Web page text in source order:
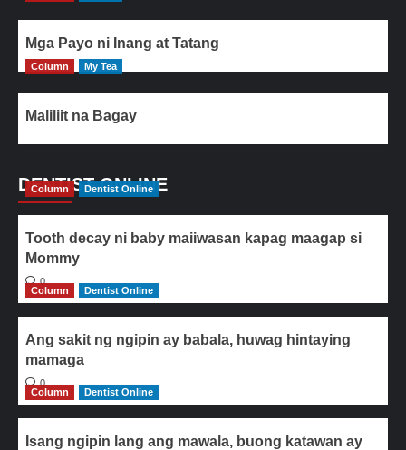
Mga Payo ni Inang at Tatang
Column My Tea
Maliliit na Bagay
DENTIST ONLINE
Column Dentist Online
Tooth decay ni baby maiiwasan kapag maagap si
Mommy
0
Column
Dentist Online
Ang sakit ng ngipin ay babala, huwag hintaying
mamaga
0
Column
Dentist Online
Isang ngipin lang ang mawala, buong katawan ay